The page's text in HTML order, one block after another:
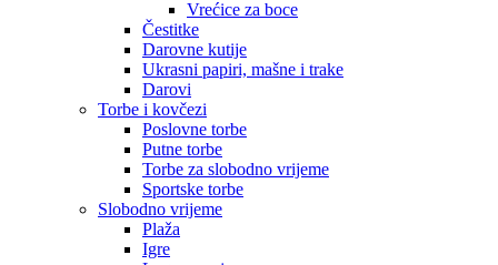
Vrećice za boce
Čestitke
Darovne kutije
Ukrasni papiri, mašne i trake
Darovi
Torbe i kovčezi
Poslovne torbe
Putne torbe
Torbe za slobodno vrijeme
Sportske torbe
Slobodno vrijeme
Plaža
Igre